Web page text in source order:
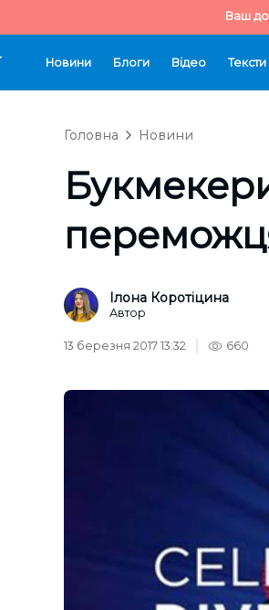
Ваш
Новини Блоги Відео Тексти
Головна Новини
Ілона Коротіцина
Автор
13 березня 2017 13:32 660